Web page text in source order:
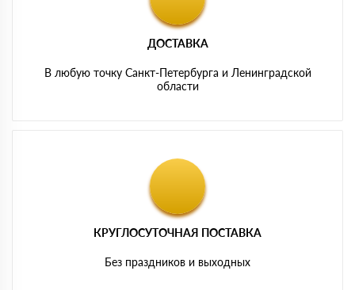
ДОСТАВКА
В любую точку Санкт-Петербурга и Ленинградской
области
КРУГЛОСУТОЧНАЯ ПОСТАВКА
Без праздников и выходных